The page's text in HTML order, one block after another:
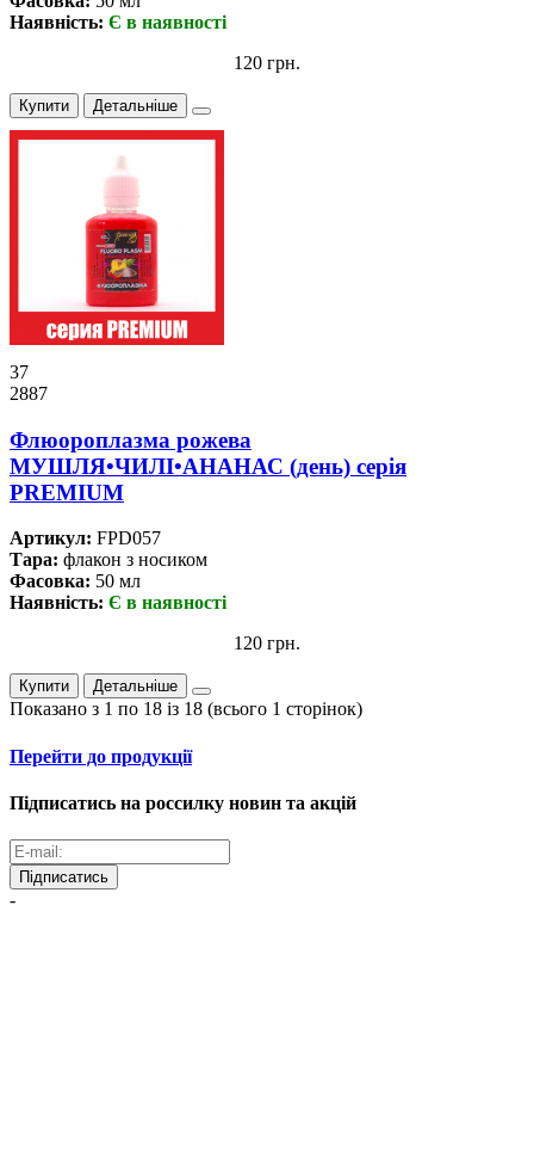
Наявність: Є в наявності
120 грн.
Купити Детальніше
37
2887
Флюороплазма рожева
МУШЛЯ•ЧИЛІ•АНАНАС (день) серiя
PREMIUM
Артикул: FPD057
Тара: флакон з носиком
Фасовка: 50 мл
Наявність: Є в наявності
120 грн.
Купити Детальніше
Показано з 1 по 18 із 18 (всього 1 сторінок)
Перейти до продукції
Підписатись на россилку новин та акцій
Підписатись
-